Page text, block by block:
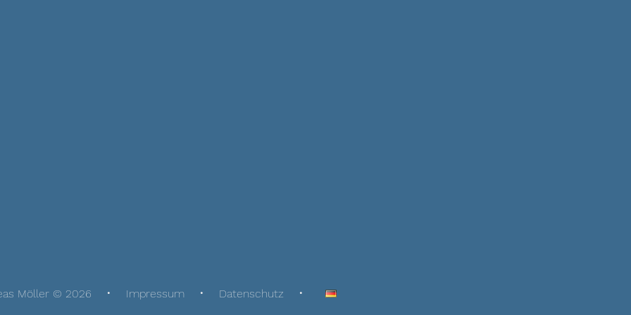
Möller © 2026 Impressum Datenschutz